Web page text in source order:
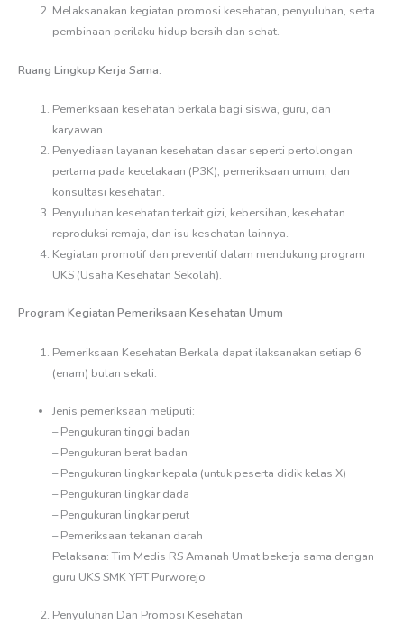
Melaksanakan kegiatan promosi kesehatan, penyuluhan, serta
pembinaan perilaku hidup bersih dan sehat.
Ruang Lingkup Kerja Sama:
Pemeriksaan kesehatan berkala bagi siswa, guru, dan
karyawan.
Penyediaan layanan kesehatan dasar seperti pertolongan
pertama pada kecelakaan (P3K), pemeriksaan umum, dan
konsultasi kesehatan.
Penyuluhan kesehatan terkait gizi, kebersihan, kesehatan
reproduksi remaja, dan isu kesehatan lainnya.
Kegiatan promotif dan preventif dalam mendukung program
UKS (Usaha Kesehatan Sekolah).
Program Kegiatan Pemeriksaan Kesehatan Umum
Pemeriksaan Kesehatan Berkala dapat ilaksanakan setiap 6
(enam) bulan sekali.
Jenis pemeriksaan meliputi:
– Pengukuran tinggi badan
– Pengukuran berat badan
– Pengukuran lingkar kepala (untuk peserta didik kelas X)
– Pengukuran lingkar dada
– Pengukuran lingkar perut
– Pemeriksaan tekanan darah
Pelaksana: Tim Medis RS Amanah Umat bekerja sama dengan
guru UKS SMK YPT Purworejo
Penyuluhan Dan Promosi Kesehatan